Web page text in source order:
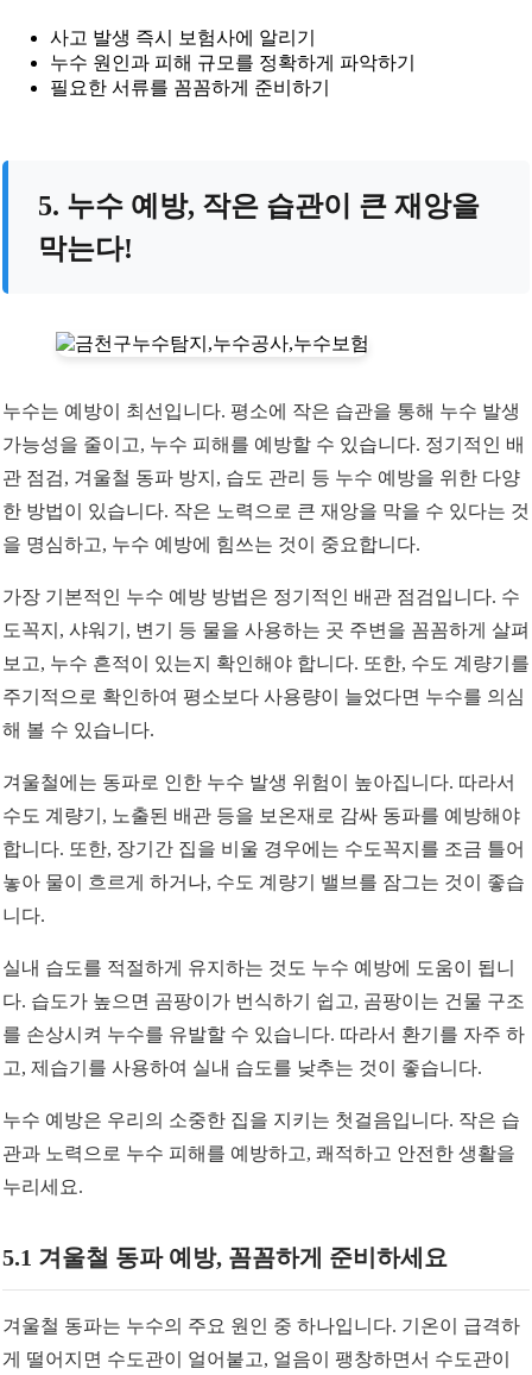
사고 발생 즉시 보험사에 알리기
누수 원인과 피해 규모를 정확하게 파악하기
필요한 서류를 꼼꼼하게 준비하기
5. 누수 예방, 작은 습관이 큰 재앙을
막는다!
누수는 예방이 최선입니다. 평소에 작은 습관을 통해 누수 발생
가능성을 줄이고, 누수 피해를 예방할 수 있습니다. 정기적인 배
관 점검, 겨울철 동파 방지, 습도 관리 등 누수 예방을 위한 다양
한 방법이 있습니다. 작은 노력으로 큰 재앙을 막을 수 있다는 것
을 명심하고, 누수 예방에 힘쓰는 것이 중요합니다.
가장 기본적인 누수 예방 방법은 정기적인 배관 점검입니다. 수
도꼭지, 샤워기, 변기 등 물을 사용하는 곳 주변을 꼼꼼하게 살펴
보고, 누수 흔적이 있는지 확인해야 합니다. 또한, 수도 계량기를
주기적으로 확인하여 평소보다 사용량이 늘었다면 누수를 의심
해 볼 수 있습니다.
겨울철에는 동파로 인한 누수 발생 위험이 높아집니다. 따라서
수도 계량기, 노출된 배관 등을 보온재로 감싸 동파를 예방해야
합니다. 또한, 장기간 집을 비울 경우에는 수도꼭지를 조금 틀어
놓아 물이 흐르게 하거나, 수도 계량기 밸브를 잠그는 것이 좋습
니다.
실내 습도를 적절하게 유지하는 것도 누수 예방에 도움이 됩니
다. 습도가 높으면 곰팡이가 번식하기 쉽고, 곰팡이는 건물 구조
를 손상시켜 누수를 유발할 수 있습니다. 따라서 환기를 자주 하
고, 제습기를 사용하여 실내 습도를 낮추는 것이 좋습니다.
누수 예방은 우리의 소중한 집을 지키는 첫걸음입니다. 작은 습
관과 노력으로 누수 피해를 예방하고, 쾌적하고 안전한 생활을
누리세요.
5.1 겨울철 동파 예방, 꼼꼼하게 준비하세요
겨울철 동파는 누수의 주요 원인 중 하나입니다. 기온이 급격하
게 떨어지면 수도관이 얼어붙고, 얼음이 팽창하면서 수도관이